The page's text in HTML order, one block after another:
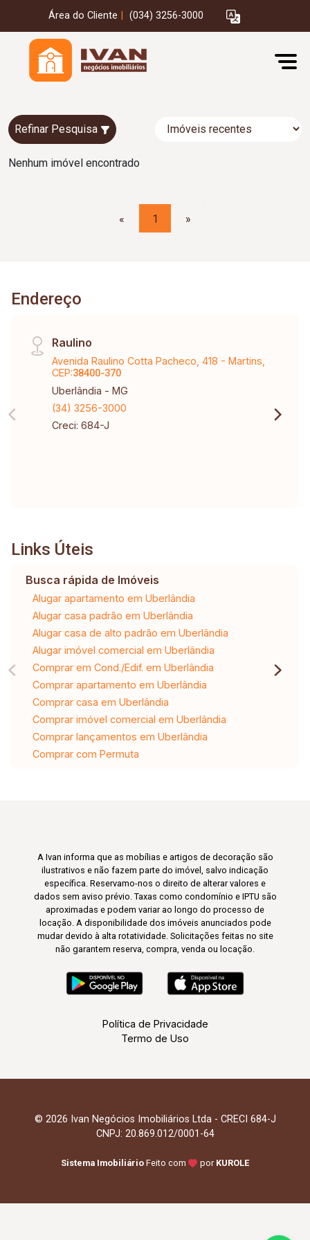
Área do Cliente (034) 3256-3000
Refinar Pesquisa
Nenhum imóvel encontrado
« 1 »
Endereço
Raulino
Avenida Raulino Cotta Pacheco, 418 - Martins,
CEP:38400-370
Uberlândia - MG
(34) 3256-3000
Creci: 684-J
Links Úteis
Busca rápida de Imóveis
Alugar apartamento em Uberlândia
Alugar casa padrão em Uberlândia
Alugar casa de alto padrão em Uberlândia
Alugar imóvel comercial em Uberlândia
Comprar em Cond./Edif. em Uberlândia
Comprar apartamento em Uberlândia
Comprar casa em Uberlândia
Comprar imóvel comercial em Uberlândia
Comprar lançamentos em Uberlândia
Comprar com Permuta
A Ivan informa que as mobílias e artigos de decoração são
ilustrativos e não fazem parte do imóvel, salvo indicação
específica. Reservamo-nos o direito de alterar valores e
dados sem aviso prévio. Taxas como condomínio e IPTU são
aproximadas e podem variar ao longo do processo de
locação. A disponibilidade dos imóveis anunciados pode
mudar devido à alta rotatividade. Solicitações feitas no site
não garantem reserva, compra, venda ou locação.
Política de Privacidade
Termo de Uso
© 2026 Ivan Negócios Imobiliários Ltda - CRECI 684-J
CNPJ: 20.869.012/0001-64
Sistema Imobiliário Feito com por KUROLE